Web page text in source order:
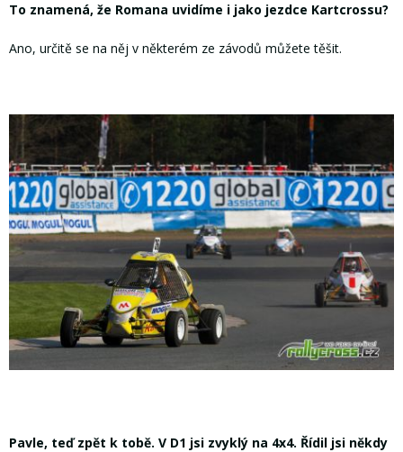
To znamená, že Romana uvidíme i jako jezdce Kartcrossu?
Ano, určitě se na něj v některém ze závodů můžete těšit.
Pavle, teď zpět k tobě. V D1 jsi zvyklý na 4x4. Řídil jsi někdy